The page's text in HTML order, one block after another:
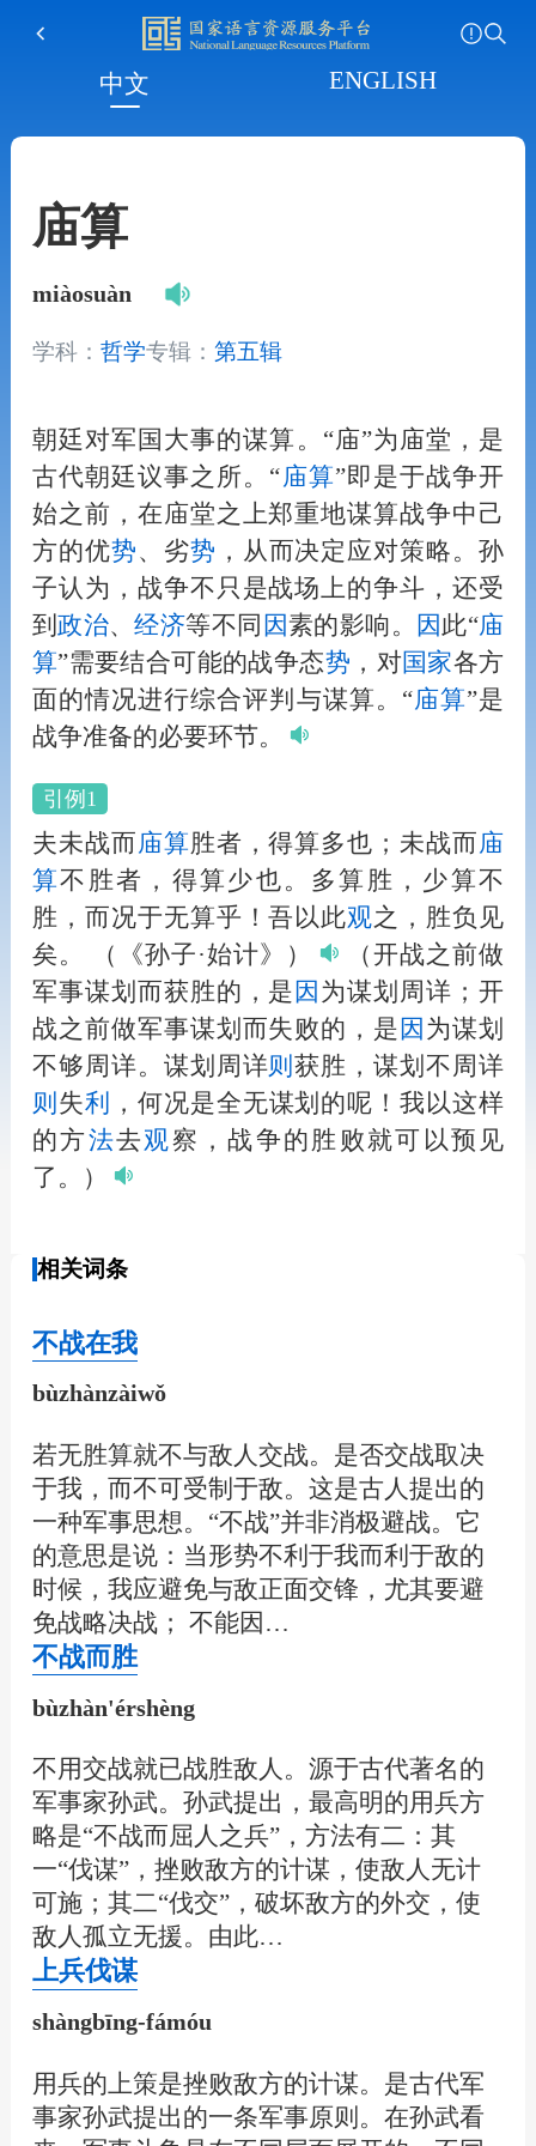
中文 ENGLISH
庙算
miàosuàn
学科： 哲学专辑： 第五辑
朝廷对军国大事的谋算。“庙”为庙堂，是
古代朝廷议事之所。“庙算”即是于战争开
始之前，在庙堂之上郑重地谋算战争中己
方的优势、劣势 ，从而决定应对策略。孙
子认为，战争不只是战场上的争斗，还受
到政治、经济等不同 因素的影响。 因 此“庙
算”需要结合可能的战争态势 ，对国家各方
面的情况进行综合评判与谋算。“庙算”是
战争准备的必要环节。
引例1
夫未战而 庙算胜者，得算多也；未战而 庙
算不胜者，得算少也。多算胜，少算不
胜，而况于无算乎！吾以此观之，胜负见
矣。
（《孙子·始计》）
（开战之前做
军事谋划而获胜的，是 因 为谋划周详；开
战之前做军事谋划而失败的，是 因 为谋划
不够周详。谋划周详则获胜，谋划不周详
则 失利
，何况是全无谋划的呢！我以这样
的方法去观察，战争的胜败就可以预见
了。）
相关词条
不战在我
bùzhànzàiwǒ
若无胜算就不与敌人交战。是否交战取决
于我，而不可受制于敌。这是古人提出的
一种军事思想。“不战”并非消极避战。它
的意思是说：当形势不利于我而利于敌的
时候，我应避免与敌正面交锋，尤其要避
免战略决战； 不能因…
不战而胜
bùzhàn'érshèng
不用交战就已战胜敌人。源于古代著名的
军事家孙武。孙武提出，最高明的用兵方
略是“不战而屈人之兵”，方法有二：其
一“伐谋”，挫败敌方的计谋，使敌人无计
可施；其二“伐交”，破坏敌方的外交，使
敌人孤立无援。由此…
上兵伐谋
shàngbīng-fámóu
用兵的上策是挫败敌方的计谋。是古代军
事家孙武提出的一条军事原则。在孙武看